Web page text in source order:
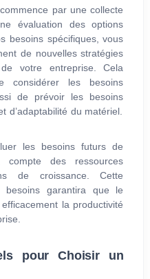
par une collecte
évaluation des options
besoins spécifiques, vous
de nouvelles stratégies
votre entreprise. Cela
considérer les besoins
de prévoir les besoins
d’adaptabilité du matériel.
les besoins futurs de
des ressources
de croissance. Cette
besoins garantira que le
la productivité
pour Choisir un